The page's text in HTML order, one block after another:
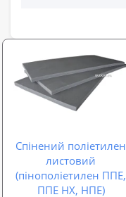
Спінений поліетилен
листовий
(пінополіетилен ППЕ,
ППЕ НХ, НПЕ)